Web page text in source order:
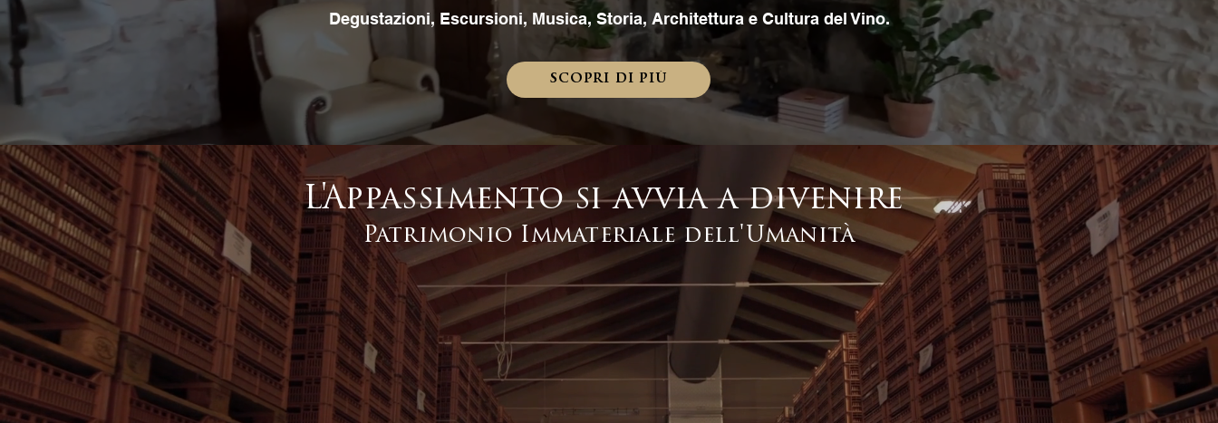
Degustazioni, Escursioni, Musica, Storia, Architettura e Cultura del Vino.
scopri di più
L'Appassimento si avvia a divenire
Patrimonio Immateriale dell'Umanità